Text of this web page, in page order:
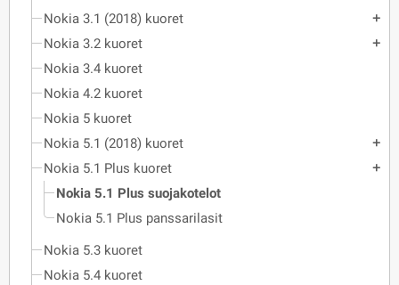
Nokia 3.1 (2018) kuoret
add
Nokia 3.2 kuoret add
Nokia 3.4 kuoret
Nokia 4.2 kuoret
Nokia 5 kuoret
Nokia 5.1 (2018) kuoret
add
Nokia 5.1 Plus kuoret add
Nokia 5.1 Plus suojakotelot
Nokia 5.1 Plus panssarilasit
Nokia 5.3 kuoret
Nokia 5.4 kuoret